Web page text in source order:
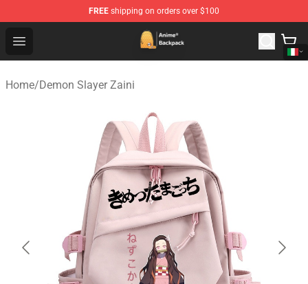
FREE shipping on orders over $100
Open menu
Anime Backpack Shop - Official Anime Backpack Store
Home/Demon Slayer Zaini